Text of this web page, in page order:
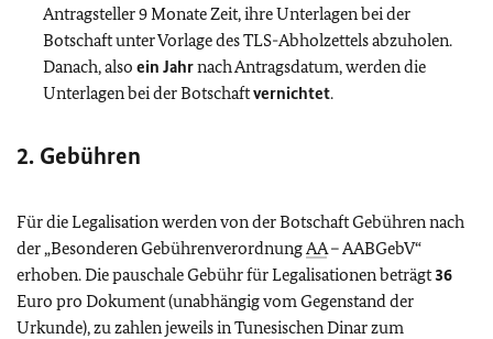
Antragsteller 9 Monate Zeit, ihre Unterlagen bei der
Botschaft unter Vorlage des TLS-Abholzettels abzuholen.
Danach, also ein Jahrnach Antragsdatum, werden die
Unterlagen bei der Botschaftvernichtet.
2. Gebühren
Für die Legalisation werden von der Botschaft Gebühren nach
der „Besonderen GebührenverordnungAA– AABGebV“
erhoben. Die pauschale Gebühr für Legalisationen beträgt36
Euro pro Dokument (unabhängig vom Gegenstand der
Urkunde), zu zahlen jeweils in Tunesischen Dinar zum